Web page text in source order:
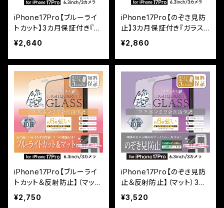
iPhone17Pro【ブルーライ
トカット】3カ月保証付き『ガ
ラスフィルム鎧』全面フルカ
バー（黒フチタイプ） ＜貼り
付けキット付き＞
¥2,640
iPhone17Pro【のぞき見防
止】3カ月保証付き『ガラス
フィルム鎧』全面フルカバー
（黒フチタイプ） ＜貼り付け
キット付き＞
¥2,860
iPhone17Pro【ブルーライ
トカット＆反射防止】（マッ
ト）3カ月保証付き『ガラスフ
ィルム鎧』全面フルカバー
¥2,750
iPhone17Pro【のぞき見防
止＆反射防止】（マット）3カ
月保証付き『ガラスフィルム
鎧』全面フルカバー（黒フチ
¥3,520